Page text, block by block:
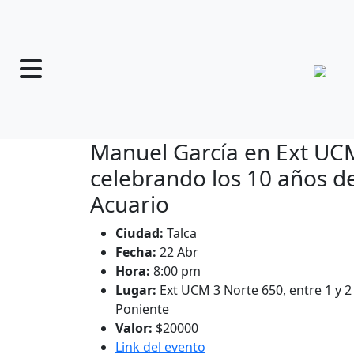
Manuel García en Ext
celebrando los 10 años
Acuario
Ciudad: Talca
Fecha: 22 Abr
Hora: 8:00 pm
Lugar: Ext UCM 3 Norte 650, entre 1 y 2
Poniente
Valor: $20000
Link del evento